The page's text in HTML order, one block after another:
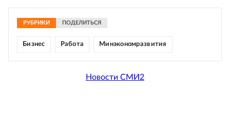
РУБРИКИ ПОДЕЛИТЬСЯ
Бизнес Работа Минэкономразвития
Новости СМИ2